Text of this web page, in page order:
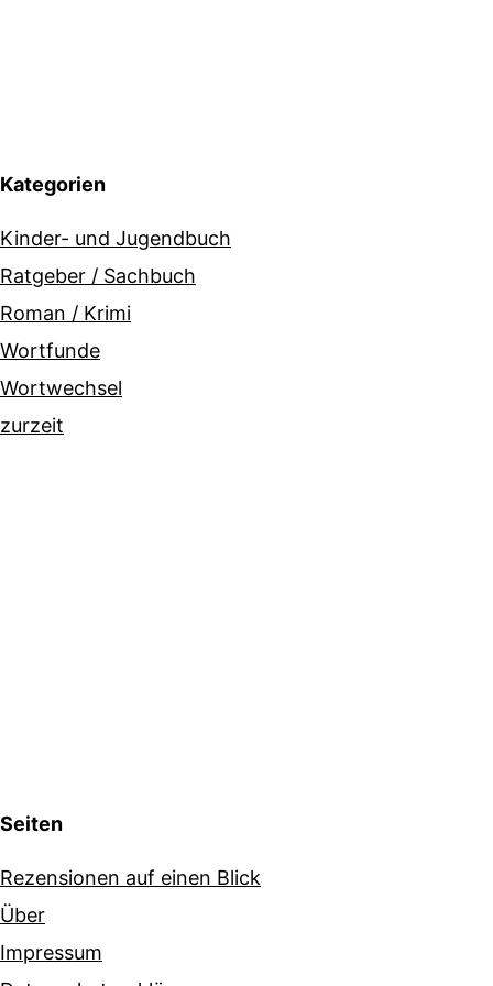
Kategorien
Kinder- und Jugendbuch
Ratgeber / Sachbuch
Roman / Krimi
Wortfunde
Wortwechsel
zurzeit
Seiten
Rezensionen auf einen Blick
Über
Impressum